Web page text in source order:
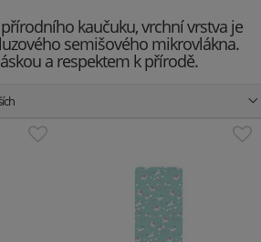
kaučuku, vrchní vrstva je
semišového mikrovlákna.
a respektem k přírodě.